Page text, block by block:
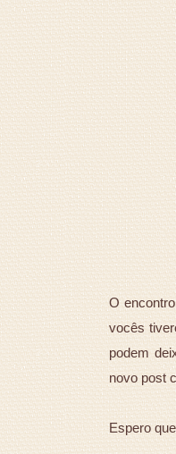
O
vocês
podem
novo post
Espero